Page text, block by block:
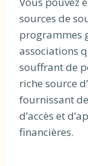
sources de
programmes
associations
souffrant de
riche source
fournissant
d’accès et
financières.